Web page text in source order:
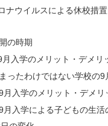
ナウイルスによる休校措
の時期
入学のメリット・デメリ
ったわけではない学校の9
月入学のメリット・デメリ
月入学による子どもの生活